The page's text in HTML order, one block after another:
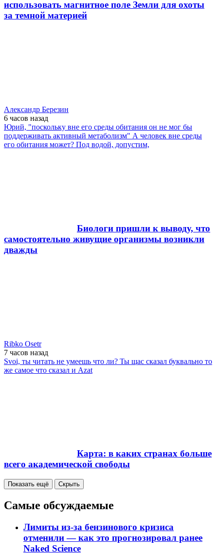
использовать магнитное поле Земли для охоты
за темной материей
Александр Березин
6 часов назад
Юрий, "поскольку вне его среды обитания он не мог бы
поддерживать активный метаболизм" А человек вне среды
его обитания может? Под водой, допустим,
Биологи пришли к выводу, что
самостоятельно живущие организмы возникли
дважды
Ribko Osetr
7 часов назад
Svoi, ты читать не умеешь что ли? Ты щас сказал буквально то
же самое что сказал и Azat
Карта: в каких странах больше
всего академической свободы
Показать ещё Скрыть
Самые обсуждаемые
Лимиты из-за бензинового кризиса
отменили — как это прогнозировал ранее
Naked Science